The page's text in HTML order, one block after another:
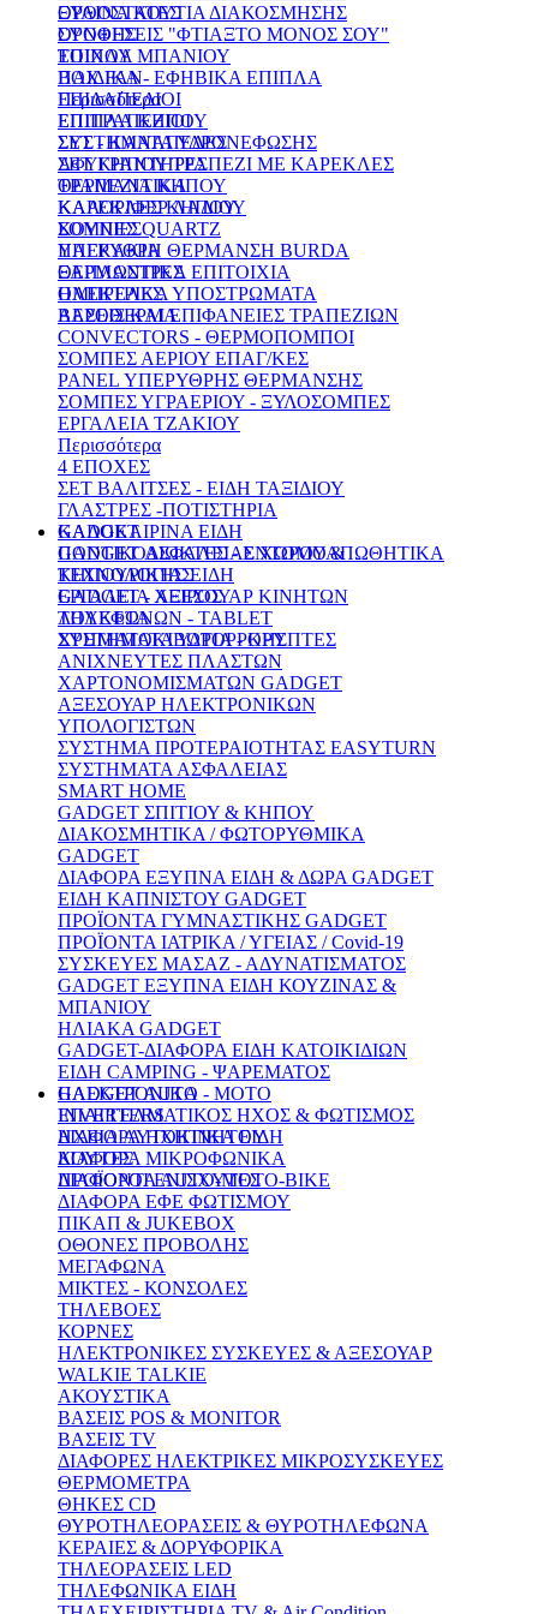
ΞΥΛΙΝΑ ΚΟΥΤΙΑ ΔΙΑΚΟΣΜΗΣΗΣ
ΣΥΝΘΕΣΕΙΣ "ΦΤΙΑΞΤΟ ΜΟΝΟΣ ΣΟΥ"
ΕΠΙΠΛΑ ΜΠΑΝΙΟΥ
ΠΑΙΔΙΚΑ - ΕΦΗΒΙΚΑ ΕΠΙΠΛΑ
Περισσότερα
ΕΠΙΠΛΑ ΚΗΠΟΥ
ΣΕΤ - ΚΑΝΑΠΕΔΕΣ
ΣΕΤ ΚΗΠΟΥ ΤΡΑΠΕΖΙ ΜΕ ΚΑΡΕΚΛΕΣ
ΤΡΑΠΕΖΙΑ ΚΗΠΟΥ
ΚΑΡΕΚΛΕΣ ΚΗΠΟΥ
ΚΟΥΝΙΕΣ
ΠΑΓΚΑΚΙΑ
ΞΑΠΛΩΣΤΡΕΣ
ΟΜΠΡΕΛΕΣ
ΒΑΣΕΙΣ ΚΑΙ ΕΠΙΦΑΝΕΙΕΣ ΤΡΑΠΕΖΙΩΝ
ΟΡΘΟΣΤΑΤΕΣ
ΟΡΟΦΗΣ
ΤΟΙΧΟΥ
BOX FAN
ΕΠΙΔΑΠΕΔΙΟΙ
ΕΠΙΤΡΑΠΕΖΙΟΙ
ΣΥΣΤΗΜΑΤΑ ΥΔΡΟΝΕΦΩΣΗΣ
ΑΦΥΓΡΑΝΤΗΡΕΣ
ΘΕΡΜΑΝΤΙΚΑ
ΚΑΛΟΡΙΦΕΡ ΛΑΔΙΟΥ
ΣΟΜΠΕΣ QUARTZ
ΥΠΕΡΥΘΡΗ ΘΕΡΜΑΝΣΗ BURDA
ΘΕΡΜΑΝΤΙΚΑ ΕΠΙΤΟΙΧΙΑ
ΗΛΕΚΤΡΙΚΑ ΥΠΟΣΤΡΩΜΑΤΑ
ΑΕΡΟΘΕΡΜΑ
CONVECTORS - ΘΕΡΜΟΠΟΜΠΟΙ
ΣΟΜΠΕΣ ΑΕΡΙΟΥ ΕΠΑΓ/ΚΕΣ
PANEL ΥΠΕΡΥΘΡΗΣ ΘΕΡΜΑΝΣΗΣ
ΣΟΜΠΕΣ ΥΓΡΑΕΡΙΟΥ - ΞΥΛΟΣΟΜΠΕΣ
ΕΡΓΑΛΕΙΑ ΤΖΑΚΙΟΥ
Περισσότερα
4 ΕΠΟΧΕΣ
ΣΕΤ ΒΑΛΙΤΣΕΣ - ΕΙΔΗ ΤΑΞΙΔΙΟΥ
ΓΛΑΣΤΡΕΣ -ΠΟΤΙΣΤΗΡΙΑ
ΚΑΛΟΚΑΙΡΙΝΑ ΕΙΔΗ
ΠΟΝΤΙΚΟΔΙΩΚΤΕΣ - ΕΝΤΟΜΟΑΠΩΘΗΤΙΚΑ
ΚΗΠΟΥΡΙΚΗΣ ΕΙΔΗ
ΕΡΓΑΛΕΙΑ ΧΕΙΡΟΣ
ΛΟΥΚΕΤΑ
ΣΥΣΤΗΜΑΤΑ ΥΔΡΟΡΡΟΗΣ
GADGET
GADGET ΑΣΦΑΛΕΙΑΣ ΧΩΡΟΥ &
ΤΕΧΝΟΛΟΓΙΑΣ
GADGET - ΑΞΕΣΟΥΑΡ ΚΙΝΗΤΩΝ
ΤΗΛΕΦΩΝΩΝ - TABLET
ΧΡΗΜΑΤΟΚΙΒΩΤΙΑ - ΚΡΥΠΤΕΣ
ΑΝΙΧΝΕΥΤΕΣ ΠΛΑΣΤΩΝ
ΧΑΡΤΟΝΟΜΙΣΜΑΤΩΝ GADGET
ΑΞΕΣΟΥΑΡ ΗΛΕΚΤΡΟΝΙΚΩΝ
ΥΠΟΛΟΓΙΣΤΩΝ
ΣΥΣΤΗΜΑ ΠΡΟΤΕΡΑΙΟΤΗΤΑΣ EASYTURN
ΣΥΣΤΗΜΑΤΑ ΑΣΦΑΛΕΙΑΣ
SMART HOME
GADGET ΣΠΙΤΙΟΥ & ΚΗΠΟΥ
ΔΙΑΚΟΣΜΗΤΙΚΑ / ΦΩΤΟΡΥΘΜΙΚΑ
GADGET
ΔΙΑΦΟΡΑ ΕΞΥΠΝΑ ΕΙΔΗ & ΔΩΡΑ GADGET
ΕΙΔΗ ΚΑΠΝΙΣΤΟΥ GADGET
ΠΡΟΪΟΝΤΑ ΓΥΜΝΑΣΤΙΚΗΣ GADGET
ΠΡΟΪΟΝΤΑ ΙΑΤΡΙΚΑ / ΥΓΕΙΑΣ / Covid-19
ΣΥΣΚΕΥΕΣ ΜΑΣΑΖ - ΑΔΥΝΑΤΙΣΜΑΤΟΣ
GADGET ΕΞΥΠΝΑ ΕΙΔΗ ΚΟΥΖΙΝΑΣ &
ΜΠΑΝΙΟΥ
ΗΛΙΑΚΑ GADGET
GADGET-ΔΙΑΦΟΡΑ ΕΙΔΗ ΚΑΤΟΙΚΙΔΙΩΝ
ΕΙΔΗ CAMPING - ΨΑΡΕΜΑΤΟΣ
GADGET AUTO - MOTO
INVERTERS
ΗΧΕΙΑ AYTOKINHTOY
ΚΟΥΤΕΣ
ΠΡΟΪΟΝΤΑ ΑUΤΟ-MOTO-BIKE
ΗΛΕΚΤΡΟΝΙΚΑ
ΕΠΑΓΓΕΛΜΑΤΙΚΟΣ ΗΧΟΣ & ΦΩΤΙΣΜΟΣ
ΔΙΑΦΟΡΑ ΗΧΗΤΙΚΑ ΕΙΔΗ
ΔΙΑΦΟΡΑ ΜΙΚΡΟΦΩΝΙΚΑ
ΔΙΑΦΟΡΟΙ ΕΝΙΣΧΥΤΕΣ
ΔΙΑΦΟΡΑ ΕΦΕ ΦΩΤΙΣΜΟΥ
ΠΙΚΑΠ & JUKEBOX
ΟΘΟΝΕΣ ΠΡΟΒΟΛΗΣ
ΜΕΓΑΦΩΝΑ
ΜΙΚΤΕΣ - ΚΟΝΣΟΛΕΣ
ΤΗΛΕΒΟΕΣ
ΚΟΡΝΕΣ
ΗΛΕΚΤΡΟΝΙΚΕΣ ΣΥΣΚΕΥΕΣ & ΑΞΕΣΟΥΑΡ
WALKIE TALKIE
ΑΚΟΥΣΤΙΚΑ
ΒΑΣΕΙΣ POS & MONITOR
ΒΑΣΕΙΣ ΤV
ΔΙΑΦΟΡΕΣ ΗΛΕΚΤΡΙΚΕΣ ΜΙΚΡΟΣΥΣΚΕΥΕΣ
ΘΕΡΜΟΜΕΤΡΑ
ΘΗΚΕΣ CD
ΘΥΡΟΤΗΛΕΟΡΑΣΕΙΣ & ΘΥΡΟΤΗΛΕΦΩΝΑ
ΚΕΡΑΙΕΣ & ΔΟΡΥΦΟΡΙΚΑ
ΤΗΛΕΟΡΑΣΕΙΣ LED
ΤΗΛΕΦΩΝΙΚΑ ΕΙΔΗ